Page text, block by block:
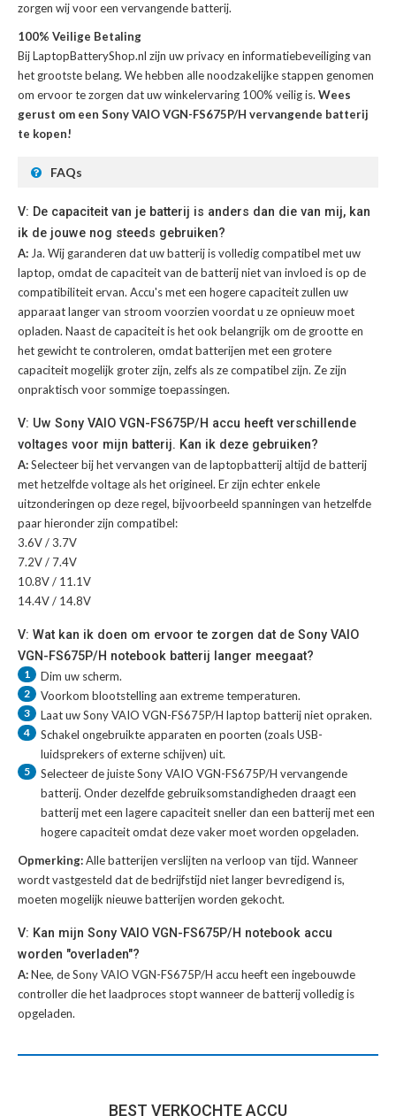
zorgen wij voor een vervangende batterij.
100% Veilige Betaling
Bij LaptopBatteryShop.nl zijn uw privacy en informatiebeveiliging van
het grootste belang. We hebben alle noodzakelijke stappen genomen
om ervoor te zorgen dat uw winkelervaring 100% veilig is. Wees
gerust om een Sony VAIO VGN-FS675P/H vervangende batterij
te kopen!
FAQs
V: De capaciteit van je batterij is anders dan die van mij, kan
ik de jouwe nog steeds gebruiken?
A: Ja. Wij garanderen dat uw batterij is volledig compatibel met uw
laptop, omdat de capaciteit van de batterij niet van invloed is op de
compatibiliteit ervan. Accu's met een hogere capaciteit zullen uw
apparaat langer van stroom voorzien voordat u ze opnieuw moet
opladen. Naast de capaciteit is het ook belangrijk om de grootte en
het gewicht te controleren, omdat batterijen met een grotere
capaciteit mogelijk groter zijn, zelfs als ze compatibel zijn. Ze zijn
onpraktisch voor sommige toepassingen.
V: Uw Sony VAIO VGN-FS675P/H accu heeft verschillende
voltages voor mijn batterij. Kan ik deze gebruiken?
A:Selecteer bij het vervangen van de laptopbatterij altijd de batterij
met hetzelfde voltage als het origineel. Er zijn echter enkele
uitzonderingen op deze regel, bijvoorbeeld spanningen van hetzelfde
paar hieronder zijn compatibel:
3.6V / 3.7V
7.2V / 7.4V
10.8V / 11.1V
14.4V / 14.8V
V: Wat kan ik doen om ervoor te zorgen dat de Sony VAIO
VGN-FS675P/H notebook batterij langer meegaat?
1 Dim uw scherm.
2 Voorkom blootstelling aan extreme temperaturen.
3 Laat uwSony VAIO VGN-FS675P/H laptop batterijniet opraken.
4
Schakel ongebruikte apparaten en poorten (zoals USB-
luidsprekers of externe schijven) uit.
5 Selecteer de juisteSony VAIO VGN-FS675P/H vervangende
batterij. Onder dezelfde gebruiksomstandigheden draagt een
batterij met een lagere capaciteit sneller dan een batterij met een
hogere capaciteit omdat deze vaker moet worden opgeladen.
Opmerking:Alle batterijen verslijten na verloop van tijd. Wanneer
wordt vastgesteld dat de bedrijfstijd niet langer bevredigend is,
moeten mogelijk nieuwe batterijen worden gekocht.
V: Kan mijn Sony VAIO VGN-FS675P/H notebook accu
worden "overladen"?
A:Nee, de Sony VAIO VGN-FS675P/H accu heeft een ingebouwde
controller die het laadproces stopt wanneer de batterij volledig is
opgeladen.
BEST VERKOCHTE ACCU